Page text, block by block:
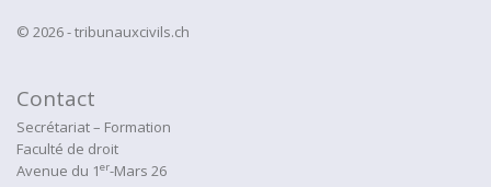
© 2026 - tribunauxcivils.ch
Contact
Secrétariat – Formation
Faculté de droit
Avenue du 1er-Mars 26